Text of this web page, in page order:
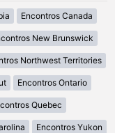
Encontros Canada
New Brunswick
Northwest Territories
Encontros Ontario
Quebec
Encontros Yukon